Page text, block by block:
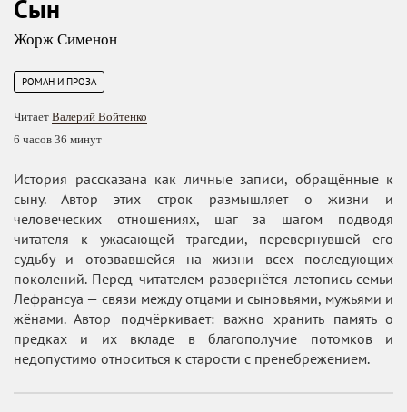
Сын
Жорж Сименон
РОМАН И ПРОЗА
Читает Валерий Войтенко
6 часов 36 минут
История рассказана как личные записи, обращённые к
сыну. Автор этих строк размышляет о жизни и
человеческих отношениях, шаг за шагом подводя
читателя к ужасающей трагедии, перевернувшей его
судьбу и отозвавшейся на жизни всех последующих
поколений. Перед читателем развернётся летопись семьи
Лефрансуа — связи между отцами и сыновьями, мужьями и
жёнами. Автор подчёркивает: важно хранить память о
предках и их вкладе в благополучие потомков и
недопустимо относиться к старости с пренебрежением.